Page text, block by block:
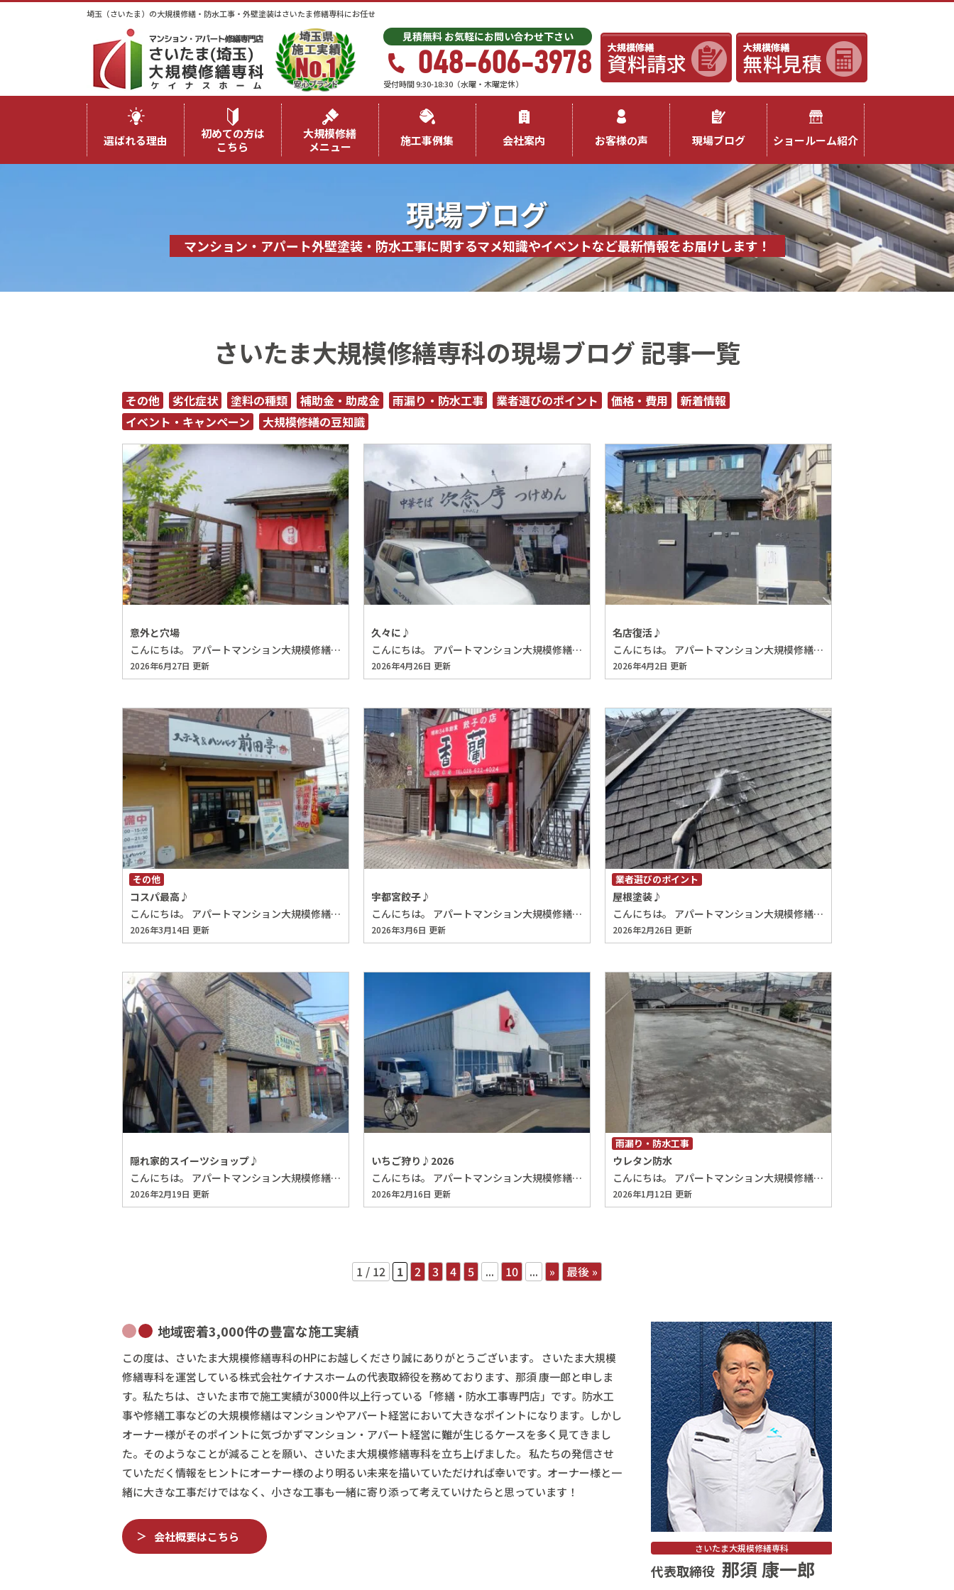
埼玉（さいたま）の大規模修繕・防水工事・外壁塗装はさいたま修繕専科にお任せ
見積無料 お気軽にお問い合わせ下さい
048-606-3978
受付時間 9:30-18:30（水曜・木曜定休）
選ばれる理由
初めての方は
こちら
大規模修繕
メニュー
施工事例集 会社案内 お客様の声 現場ブログ ショールーム紹介
現場ブログ
マンション・アパート外壁塗装・防水工事に関するマメ知識やイベントなど最新情報をお届けします！
さいたま大規模修繕専科の現場ブログ 記事一覧
その他 劣化症状 塗料の種類 補助金・助成金 雨漏り・防水工事 業者選びのポイント 価格・費用
新着情報
イベント・キャンペーン
大規模修繕の豆知識
意外と穴場
こんにちは。 アパートマンション大規模修繕・防水工事専門店の埼玉（さいたま）大規模修繕専科です。 蓮田の隠れた？名店でランチしてきました♪ [caption id="attachment_22550" align="alignleft" width="350"] 260531121016430[/caption] 『口福』という中華屋さんです♪ 国道122号沿いになりますが、駅からは勿論遠くアクセスは決していいとは言えない立地なのに繁盛店です。 [caption id="attachment_22551" align="alignleft" width="350"] 260531121024184[/caption] 駐車場も結構広いので多少混んでいても駐車可能です♪ [caption id="attachment_22547" align="alignleft" width="350"] 260531115209496[/caption] [caption id="attachment_22549" align="alignleft" width="350"] 260531120954977[/caption] あ 埼玉、さいたま、修繕、大規模修繕、アパート、マンション、埼玉、さいたま、修繕、大規模修繕、アパート、マンション、埼玉、さいたま、修繕、大規模修繕、アパート、マンション、埼玉、さいたま、修繕、大規模修繕、アパート、マンション、埼玉、さいたま、修繕、大規模修繕、アパート、マンション、埼玉、さいたま、修繕、大規模修繕、アパート、マンション、 店内は広く小綺麗でお一人様からファミリーまで幅広く受け入れてくれそうなお店です。 [caption id="attachment_22546" align="alignleft" width="350"] 260531115103293[/caption] メニューはこんな感じで四川麻婆豆腐定食をオーダーしました♪ そして着丼♪ [caption id="attachment_22548" align="alignleft" width="350"] 260531115838742[/caption] いろんな香辛料を使っていて美味しいです♪丁寧な仕事が感じられます♪ あとは好みの問題だと思いますが、私個人としては以前ご紹介した北本の麻婆豆腐屋さんの方が好みでした(^^; でも美味しいお店なのは実感できますので次回は違うメニューを頼んでみたいですね♪ さいたま、修繕、大規模修繕、アパート、マンション、埼玉、さいたま、修繕、大規模修繕、アパート、マンション、埼玉、さいたま、修繕、大規模修繕、アパート、埼玉、さいたま、修繕、大規模修繕、アパート、マンション、 埼玉、さいたま、修繕、大規模修繕、アパート、マンション、埼玉、さいたま、修繕、大規模修繕、アパート、マンション、埼玉、さいたま、修繕、大規模修繕、アパート、マンション、埼玉、さいたま、修繕、大規模修繕、アパート、マンション、埼玉、さいたま、修繕、大規模修繕、アパート、マンション、埼玉、さいたま、修繕、大規模修繕、アパート、マンション、埼玉、さいたま、修繕、大規模修繕、アパート、マンション、埼玉、さいたま、修繕、大規模修繕、アパート、マンション、埼玉、さいたま、修繕、大規模修繕、アパート、マンション、埼玉、さいたま、修繕、大規模修繕、アパート、マンション、
2026年6月27日 更新
久々に♪
こんにちは。 アパートマンション大規模修繕・防水工事専門店の埼玉（さいたま）大規模修繕専科です。 久々に鴻巣の方へ仕事で来ましたので、こちらの店も久々に行ってきました。 次念序さん♪ つけ麺で有名ですね♪ お店につくと なにやら美味しそうなメニューがありましたので即決です♪ 5分位並びましたが、無事着席して待つこと数分で着丼♪ 麺の上にあるのが生七味のようです。最初は普通に頂き途中から生七味を絡めて味変です♪ 美味い♪ 安定の美味さ♪ 普通盛りでこの量(^^; 私には十分な量です。美味しかったです。 ご馳走様、また来ます♪ 埼玉、さいたま、修繕、大規模修繕、アパート、マンション、埼玉、さいたま、修繕、大規模修繕、アパート、マンション、埼玉、さいたま、修繕、大規模修繕、アパート、マンション、埼玉、さいたま、修繕、大規模修繕、アパート、マンション、埼玉、さいたま、修繕、大規模修繕、アパート、マンション、埼玉、さいたま、修繕、大規模修繕、アパート、マンション、埼玉、さいたま、修繕、大規模修繕、アパート、マンション、埼玉、さいたま、修繕、大規模修繕、アパート、マンション、埼玉、さいたま、修繕、大規模修繕、アパート、埼玉、さいたま、修繕、大規模修繕、アパート、マンション、 埼玉、さいたま、修繕、大規模修繕、アパート、マンション、埼玉、さいたま、修繕、大規模修繕、アパート、マンション、埼玉、さいたま、修繕、大規模修繕、アパート、マンション、埼玉、さいたま、修繕、大規模修繕、アパート、マンション、埼玉、さいたま、修繕、大規模修繕、アパート、マンション、埼玉、さいたま、修繕、大規模修繕、アパート、マンション、埼玉、さいたま、修繕、大規模修繕、アパート、マンション、埼玉、さいたま、修繕、大規模修繕、アパート、マンション、埼玉、さいたま、修繕、大規模修繕、アパート、マンション、埼玉、さいたま、修繕、大規模修繕、アパート、マンション、
2026年4月26日 更新
名店復活♪
こんにちは。 アパートマンション大規模修繕・防水工事専門店の埼玉（さいたま）大規模修繕専科です。 三大うどんは讃岐・稲庭に続いて水沢や五島、氷見とされていて武蔵野うどんは入ってきません(^^; しかーし、もちろん埼玉で美味しいと呼び声高い店には行っているつもりでしたが、この店にはまだ行ったことありませんでした(^^; 同僚に教えられて調べてみると昔名店と呼び声高い『さわいち』さんが『さわ屋』として復活しているようです。これは行ってみるしかないでしょう♪ 行ってきたのは [caption id="attachment_22531" align="alignleft" width="350"] 260315140703155[/caption] [caption id="attachment_22529" align="alignleft" width="350"] 260315140631944[/caption] 『さわ屋』さん♪ あまりお店っぽくなく戸建を改装したのかな？ メニューは [caption id="attachment_22526" align="alignleft" width="350"] 260315134838400[/caption] 初めてのお店なのでスタンダードな肉汁並もりをオーダーしました♪ 待つこと数分…遅い時間にお邪魔したので店員さんが最後のお客さんなのでと少しうどんをオマケしてくれたようです♪ [caption id="attachment_22527" align="alignleft" width="350"] 260315135922428[/caption] つやつや光って美味しそうなやつ来ました♪ これは美味い♪ 麺は今まで食べたトップクラス同等です♪ 肉汁は過去一で美味い♪ ナス汁がないのが残念です(^^; でも美味しいことは間違いないし、店員さんも感じいいし、店の雰囲気もいいので近くに来たらまたお邪魔しますね♪ 埼玉、さいたま、修繕、大規模修繕、アパート、マンション、埼玉、さいたま、修繕、大規模修繕、アパート、マンション、埼玉、さいたま、修繕、大規模修繕、アパート、マンション、埼玉、さいたま、修繕、大規模修繕、アパート、マンション、埼玉、さいたま、修繕、大規模修繕、アパート、マンション、埼玉、さいたま、修繕、大規模修繕、アパート、マンション、埼玉、さいたま、修繕、大規模修繕、アパート、マンション、埼玉、さいたま、修繕、大規模修繕、アパート、マンション、埼玉、さいたま、修繕、大規模修繕、アパート、埼玉、さいたま、修繕、大規模修繕、アパート、マンション、 埼玉、さいたま、修繕、大規模修繕、アパート、マンション、埼玉、さいたま、修繕、大規模修繕、アパート、マンション、埼玉、さいたま、修繕、大規模修繕、アパート、マンション、埼玉、さいたま、修繕、大規模修繕、アパート、マンション、埼玉、さいたま、修繕、大規模修繕、アパート、マンション、埼玉、さいたま、修繕、大規模修繕、アパート、マンション、埼玉、さいたま、修繕、大規模修繕、アパート、マンション、埼玉、さいたま、修繕、大規模修繕、アパート、マンション、埼玉、さいたま、修繕、大規模修繕、アパート、マンション、埼玉、さいたま、修繕、大規模修繕、アパート、マンション、
2026年4月2日 更新
コスパ最高♪
こんにちは。 アパートマンション大規模修繕・防水工事専門店の埼玉（さいたま）大規模修繕専科です。 行くぞリストに入ってたお店です♪ タイミング良かったので行ってきました♪ [caption id="attachment_22522" align="alignleft" width="350"] 260306130323771[/caption] 駐車場は15台分あり店頭で受付を済ませれば車で待機可能です。QRコードを読み取れば何組待ちか分かり、2組待ち位まで来るとオートで電話が来るので凄く便利です♪いろんなお店で採用して欲しいですね(笑) [caption id="attachment_22523" align="alignleft" width="264"] 260306130312910[/caption] ようやく呼ばれて席に着き初めてだったので熟成赤身ステーキS、ライス大盛でオーダーしました♪どうやらライス大盛もおかわりも無料の様子、このご時世に嬉しいですね♪ 260306130959138 待つこと数分で到着♪ ステーキ皿には玉ねぎの上に乗ったステーキの他、ポテトとコーン。他にはライス、味噌汁、サラダ、小鉢が付いています♪ ステーキはスライスカットされているのでフォークだけお箸で食べるのも問題ないです♪ 和のステーキ屋さんですね♪ [caption id="attachment_22520" align="alignleft" width="350"] 260306131743023[/caption] [caption id="attachment_22519" align="alignleft" width="350"] 260306131750218[/caption] 肝心のステーキは熟成のせいなのか柔らかく、旨味もあってホント美味い♪ これで1000円しないなんて正直考えられない(^^; 味変に付いてきた辛味噌も美味い♪ 次回はわさびだし醤油かハンバーグ食べたいですね♪ ご馳走様でした♪ 埼玉、さいたま、修繕、大規模修繕、アパート、マンション、埼玉、さいたま、修繕、大規模修繕、アパート、マンション、埼玉、さいたま、修繕、大規模修繕、アパート、マンション、埼玉、さいたま、修繕、大規模修繕、アパート、マンション、埼玉、さいたま、修繕、大規模修繕、アパート、マンション、埼玉、さいたま、修繕、大規模修繕、アパート、マンション、埼玉、さいたま、修繕、大規模修繕、アパート、マンション、埼玉、さいたま、修繕、大規模修繕、アパート、マンション、埼玉、さいたま、修繕、大規模修繕、アパート、埼玉、さいたま、修繕、大規模修繕、アパート、マンション、 埼玉、さいたま、修繕、大規模修繕、アパート、マンション、埼玉、さいたま、修繕、大規模修繕、アパート、マンション、埼玉、さいたま、修繕、大規模修繕、アパート、マンション、埼玉、さいたま、修繕、大規模修繕、アパート、マンション、埼玉、さいたま、修繕、大規模修繕、アパート、マンション、埼玉、さいたま、修繕、大規模修繕、アパート、マンション、埼玉、さいたま、修繕、大規模修繕、アパート、マンション、埼玉、さいたま、修繕、大規模修繕、アパート、マンション、埼玉、さいたま、修繕、大規模修繕、アパート、マンション、埼玉、さいたま、修繕、大規模修繕、アパート、マンション、
2026年3月14日 更新
その他
宇都宮餃子♪
こんにちは。 アパートマンション大規模修繕・防水工事専門店の埼玉（さいたま）大規模修繕専科です。 なかなか埼玉県民にはサクッと行ける程近く無かったのでずっと保留になってましたが行ってきました♪ [caption id="attachment_22517" align="alignleft" width="350"] 260304120905728[/caption] 宇都宮の『香蘭』さん♪ 12時半頃に到着しました。隣?に大きめのコインパーキングがあったので難なく駐車も完了♪ 平日だからかタイミング良かったのか数分待つだけで直ぐ席に案内して頂きました♪ [caption id="attachment_22514" align="alignleft" width="350"] 260304121147347[/caption] [caption id="attachment_22515" align="alignleft" width="350"] 260304121123385[/caption] 焼き、揚げ、水餃子だけで勝負している店♪滅多に来られないので連れとシェアで当然ライス込みで全部頂きます♪車なのでビールが飲めないのが残念です(^^; 待つこと数分♪ 揚げ餃子 思ってたのと違いカリカリではない♪お店推奨のお塩で頂くとアツアツで少しモチッとお塩でサッパリ目で食べられて美味い♪そこまで数多くは食べてないですが今迄食べた揚げ餃子では1位です♪ [caption id="attachment_22513" align="alignleft" width="350"] 260304121557523[/caption] [caption id="attachment_22512" align="alignleft" width="350"] 260304121602007[/caption] 水餃子 既に薄めの出汁で火入れしたようでそのままでも美味しい♪醤油とお酢を回してまた1つ、お店特製の辣油を入れてまた1つ♪そしてこの辣油がまた美味い♪今迄食べた水餃子でトップレベルです♪ [caption id="attachment_22516" align="alignleft" width="350"] 260304121117450[/caption] [caption id="attachment_22511" align="alignleft" width="350"] 260304121606393[/caption] 焼き餃子 いろんな面でバランスがとれています♪揚げ、水餃子程のインパクトはありませんでしたが、 安定のクオリティです♪ [caption id="attachment_22510" align="alignleft" width="350"] 260304121634245[/caption] そしてこれだけのクオリティで350円はコスパ良しと言っていいのではないでしょうか。 宇都宮に来た際は必ず寄りたい位のお店ですね♪ ご馳走様でした♪ 埼玉、さいたま、修繕、大規模修繕、アパート、マンション、埼玉、さいたま、修繕、大規模修繕、アパート、マンション、埼玉、さいたま、修繕、大規模修繕、アパート、マンション、埼玉、さいたま、修繕、大規模修繕、アパート、マンション、埼玉、さいたま、修繕、大規模修繕、アパート、マンション、埼玉、さいたま、修繕、大規模修繕、アパート、マンション、埼玉、さいたま、修繕、大規模修繕、アパート、マンション、埼玉、さいたま、修繕、大規模修繕、アパート、マンション、埼玉、さいたま、修繕、大規模修繕、アパート、埼玉、さいたま、修繕、大規模修繕、アパート、マンション、 埼玉、さいたま、修繕、大規模修繕、アパート、マンション、埼玉、さいたま、修繕、大規模修繕、アパート、マンション、埼玉、さいたま、修繕、大規模修繕、アパート、マンション、埼玉、さいたま、修繕、大規模修繕、アパート、マンション、埼玉、さいたま、修繕、大規模修繕、アパート、マンション、埼玉、さいたま、修繕、大規模修繕、アパート、マンション、埼玉、さいたま、修繕、大規模修繕、アパート、マンション、埼玉、さいたま、修繕、大規模修繕、アパート、マンション、埼玉、さいたま、修繕、大規模修繕、アパート、マンション、埼玉、さいたま、修繕、大規模修繕、アパート、マンション、
2026年3月6日 更新
屋根塗装♪
こんにちは。 アパートマンション大規模修繕・防水工事専門店の埼玉（さいたま）大規模修繕専科です。 今回は屋根塗装の一連の流れについてご説明させて頂きます。屋根塗装は屋根材を紫外線からの保護する等の重要な役割を担っています。屋根材の劣化が進めば雨漏り等、家全体の腐食や劣化が進行し、家自体の価値を下げることにもなるのでおろそかには出来ません。 ① 高圧洗浄 当社の場合は一般的な高圧洗浄ではなくバイオ高圧洗浄になります。塗装に於いては塗料や塗装する職人の腕は勿論重要ですが、下地処理も塗装する上で重要なポイントになります。汚い下地の上にいくら綺麗な塗装を行っても塗膜の密着は悪く、塗装が剥がれやすくなるからです。 ② 棟板金補修 一般的に棟板金は釘で固定されています。日々の風等の微振動で釘が抜けかけていたり、外れている場合があります。そういう部位に対してビスを打ち込んで緩みが出にくいように処理しています。 最後にビス部位から浸水がおきにくいようにコーキング処理を行ないます。 ③ 下塗 下塗を行う前の処理としてタスペーサーを設置します。タスペーサーは瓦の段差をしっかり確保する為のもので塗料で段差がくっつかないよう縁切りし、通気性・排水性を確保する為のものになります。下塗材の種類によっては下塗後に設置するものもあります。 その後、下塗塗料を塗装していきます。 ④中塗 次に中塗塗装を行っていきます。 ⑤上塗 最後に上塗を行って屋根塗装は完了となります。勿論付随する軒樋等の塗装も別の工程で塗装していきます。 正しいで手順でしっかり施工を行うことにより塗料メーカーが謳う耐候年数が発揮されます♪ 埼玉、さいたま、修繕、大規模修繕、アパート、マンション、埼玉、さいたま、修繕、大規模修繕、アパート、マンション、埼玉、さいたま、修繕、大規模修繕、アパート、マンション、埼玉、さいたま、修繕、大規模修繕、アパート、マンション、埼玉、さいたま、修繕、大規模修繕、アパート、マンション、埼玉、さいたま、修繕、大規模修繕、アパート、マンション、埼玉、さいたま、修繕、大規模修繕、アパート、マンション、埼玉、さいたま、修繕、大規模修繕、アパート、マンション、埼玉、さいたま、修繕、大規模修繕、アパート、埼玉、さいたま、修繕、大規模修繕、アパート、マンション、 埼玉、さいたま、修繕、大規模修繕、アパート、マンション、埼玉、さいたま、修繕、大規模修繕、アパート、マンション、埼玉、さいたま、修繕、大規模修繕、アパート、マンション、埼玉、さいたま、修繕、大規模修繕、アパート、マンション、埼玉、さいたま、修繕、大規模修繕、アパート、マンション、埼玉、さいたま、修繕、大規模修繕、アパート、マンション、埼玉、さいたま、修繕、大規模修繕、アパート、マンション、埼玉、さいたま、修繕、大規模修繕、アパート、マンション、埼玉、さいたま、修繕、大規模修繕、アパート、マンション、埼玉、さいたま、修繕、大規模修繕、アパート、マンション、
2026年2月26日 更新
業者選びのポイント
隠れ家的スイーツショップ♪
こんにちは。 アパートマンション大規模修繕・防水工事専門店の埼玉（さいたま）大規模修繕専科です。 上尾の隠れ家的スイーツショップをご紹介します♪ hoTAteさん♪ [caption id="attachment_22479" align="alignleft" width="350"] 260127122643625[/caption] なんの変哲もない感じですがオープンすると [caption id="attachment_22481" align="alignleft" width="350"] 260127142426950[/caption] 看板的なものが出されます。あまり目立たなくて分かりにくいです(笑) [caption id="attachment_22482" align="alignleft" width="350"] 260127142455119[/caption] 階段を上がった扉もあまり目立たない感じです。ドアを開けると [caption id="attachment_22478" align="alignleft" width="350"] 260127142857326[/caption] こじんまりしていますが、オシャレで美味しそうなスイーツが並んでいます♪ カヌレが人気とのことで買ってみました。私も結構好きです♪ 持帰って食べて見ると今まで食べたカヌレとは別物と思うくらいに外側がガリガリで中はフワトロで美味しかったです。カヌレ好きの方は是非一度購入してみて下さいね♪ もう一つ気になったのはhoTAteのTAだけ大文字なのは何でだろうと店主に聞いてみると 『気分で♪』とのことでした(笑) 埼玉、さいたま、修繕、大規模修繕、アパート、マンション、埼玉、さいたま、修繕、大規模修繕、アパート、マンション、埼玉、さいたま、修繕、大規模修繕、アパート、マンション、埼玉、さいたま、修繕、大規模修繕、アパート、マンション、埼玉、さいたま、修繕、大規模修繕、アパート、マンション、埼玉、さいたま、修繕、大規模修繕、アパート、マンション、埼玉、さいたま、修繕、大規模修繕、アパート、マンション、埼玉、さいたま、修繕、大規模修繕、アパート、マンション、埼玉、さいたま、修繕、大規模修繕、アパート、埼玉、さいたま、修繕、大規模修繕、アパート、マンション、 埼玉、さいたま、修繕、大規模修繕、アパート、マンション、埼玉、さいたま、修繕、大規模修繕、アパート、マンション、埼玉、さいたま、修繕、大規模修繕、アパート、マンション、埼玉、さいたま、修繕、大規模修繕、アパート、マンション、埼玉、さいたま、修繕、大規模修繕、アパート、マンション、埼玉、さいたま、修繕、大規模修繕、アパート、マンション、埼玉、さいたま、修繕、大規模修繕、アパート、マンション、埼玉、さいたま、修繕、大規模修繕、アパート、マンション、埼玉、さいたま、修繕、大規模修繕、アパート、マンション、埼玉、さいたま、修繕、大規模修繕、アパート、マンション、
2026年2月19日 更新
いちご狩り♪2026
こんにちは。 アパートマンション大規模修繕・防水工事専門店の埼玉（さいたま）大規模修繕専科です。 今年も休日に行ってきました♪ [caption id="attachment_22462" align="alignleft" width="350"] 260204094738272[/caption] 毎年お邪魔させて頂いています。春日部の『hiro farm』さん♪ 数種類のイチゴが30分間食べ放題のイチゴ狩りです♪しかし実際には20分位でお腹いっぱいになって終わりにしてしまいます(^^; 今回のイチゴの種類は [caption id="attachment_22473" align="alignleft" width="350"] 260204102921420[/caption] [caption id="attachment_22472" align="alignleft" width="350"] 260204102716873[/caption] [caption id="attachment_22471" align="alignleft" width="350"] 260204102709963[/caption] [caption id="attachment_22470" align="alignleft" width="350"] 260204102658101[/caption] [caption id="attachment_22469" align="alignleft" width="350"] 260204102634930[/caption] [caption id="attachment_22468" align="alignleft" width="350"] 260204102624181[/caption] 6種類のイチゴが食べられました♪個人的には １位 よつぼし：甘み･酸味のバランスが絶妙で果汁があふれ出すほど ２位 すずりん：まだ正式に認可されていない為、hiro farmでしか食べられない希少性♪酸味が少ないです。 [caption id="attachment_22467" align="alignleft" width="350"] 260204101628033[/caption] [caption id="attachment_22466" align="alignleft" width="350"] 260204101619021[/caption] [caption id="attachment_22465" align="alignleft" width="350"] 260204100130518[/caption] [caption id="attachment_22464" align="alignleft" width="350"] 260204100125472[/caption] 最近のイチゴ狩りは立ったまま食べられるので腰が痛くなりにくいのがありがたいですね(^^; また来年お邪魔させて頂きますね♪ 埼玉、さいたま、修繕、大規模修繕、アパート、マンション、埼玉、さいたま、修繕、大規模修繕、アパート、マンション、埼玉、さいたま、修繕、大規模修繕、アパート、マンション、埼玉、さいたま、修繕、大規模修繕、アパート、マンション、埼玉、さいたま、修繕、大規模修繕、アパート、マンション、埼玉、さいたま、修繕、大規模修繕、アパート、マンション、埼玉、さいたま、修繕、大規模修繕、アパート、マンション、埼玉、さいたま、修繕、大規模修繕、アパート、マンション、埼玉、さいたま、修繕、大規模修繕、アパート、埼玉、さいたま、修繕、大規模修繕、アパート、マンション、 埼玉、さいたま、修繕、大規模修繕、アパート、マンション、埼玉、さいたま、修繕、大規模修繕、アパート、マンション、埼玉、さいたま、修繕、大規模修繕、アパート、マンション、埼玉、さいたま、修繕、大規模修繕、アパート、マンション、埼玉、さいたま、修繕、大規模修繕、アパート、マンション、埼玉、さいたま、修繕、大規模修繕、アパート、マンション、埼玉、さいたま、修繕、大規模修繕、アパート、マンション、埼玉、さいたま、修繕、大規模修繕、アパート、マンション、埼玉、さいたま、修繕、大規模修繕、アパート、マンション、埼玉、さいたま、修繕、大規模修繕、アパート、マンション、
2026年2月16日 更新
ウレタン防水
こんにちは。 アパートマンション大規模修繕・防水工事専門店の埼玉（さいたま）大規模修繕専科です。 今回は最近補修施工したウレタン防水通気緩衝工法の工程をご紹介します。屋上と2Fルーフバルコニーの改修防水工事を行いましたが、写真的に見やすい2Fルーフバルコニーをメインにご紹介させて頂きますね。 [caption id="attachment_22434" align="alignleft" width="350"] DSC_0002[/caption] [caption id="attachment_22435" align="alignleft" width="350"] DSC_0006[/caption] 現況はかなりひどく、いつ雨漏りが発生してもおかしくない状況です。 劣化により、浮いていたり剥がれかけている不要な既存防水を撤去していきます。 カチオンによる下地調整です。 現況で水溜りが出来る等の水勾配が悪い部分もカチオン補修にて勾配を取り直していきます。(不陸調整) 緩衝シートを設置します。 交換用の新規のドレン(横引き)を取り付けます。 交換したドレン周りや緩衝シートの端部を処理します。 脱気筒を50㎡に１つの割合で設置します。今回は１つです。 １回目のウレタン防水塗料を塗布します。立上り部位は垂れ防止にメッシュシートを設置しています。 １回目のウレタン防水塗料塗布が完了です。 ２回目のウレタン防水塗料を塗布します。 [caption id="attachment_22456" align="alignleft" width="350"] DSC_0001[/caption] [caption id="attachment_22457" align="alignleft" width="350"] DSC_0002[/caption] 最後にトップコートを塗布してドレンカバーも取付て完成です♪ 実際には納まり等を考慮して現場に合わせた最善と思われる施工を行っていますが、平均的な施工手順としてご紹介させて頂きました。また、機会があれば別の施工もご紹介させて頂きますね。 埼玉、さいたま、修繕、大規模修繕、アパート、マンション、埼玉、さいたま、修繕、大規模修繕、アパート、マンション、埼玉、さいたま、修繕、大規模修繕、アパート、マンション、埼玉、さいたま、修繕、大規模修繕、アパート、マンション、埼玉、さいたま、修繕、大規模修繕、アパート、マンション、埼玉、さいたま、修繕、大規模修繕、アパート、マンション、埼玉、さいたま、修繕、大規模修繕、アパート、マンション、埼玉、さいたま、修繕、大規模修繕、アパート、マンション、埼玉、さいたま、修繕、大規模修繕、アパート、埼玉、さいたま、修繕、大規模修繕、アパート、マンション、 埼玉、さいたま、修繕、大規模修繕、アパート、マンション、埼玉、さいたま、修繕、大規模修繕、アパート、マンション、埼玉、さいたま、修繕、大規模修繕、アパート、マンション、埼玉、さいたま、修繕、大規模修繕、アパート、マンション、埼玉、さいたま、修繕、大規模修繕、アパート、マンション、埼玉、さいたま、修繕、大規模修繕、アパート、マンション、埼玉、さいたま、修繕、大規模修繕、アパート、マンション、埼玉、さいたま、修繕、大規模修繕、アパート、マンション、埼玉、さいたま、修繕、大規模修繕、アパート、マンション、埼玉、さいたま、修繕、大規模修繕、アパート、マンション、
2026年1月12日 更新
雨漏り・防水工事
1 / 12 1 2 3 4 5 ... 10 ... » 最後 »
地域密着3,000件の豊富な施工実績
この度は、さいたま大規模修繕専科のHPにお越しくださり誠にありがとうございます。 さいたま大規模
修繕専科を運営している株式会社ケイナスホームの代表取締役を務めております、那須 康一郎と申しま
す。私たちは、さいたま市で施工実績が3000件以上行っている「修繕・防水工事専門店」です。防水工
事や修繕工事などの大規模修繕はマンションやアパート経営において大きなポイントになります。しかし
オーナー様がそのポイントに気づかずマンション・アパート経営に難が生じるケースを多く見てきまし
た。そのようなことが減ることを願い、さいたま大規模修繕専科を立ち上げました。 私たちの発信させ
ていただく情報をヒントにオーナー様のより明るい未来を描いていただければ幸いです。オーナー様と一
緒に大きな工事だけではなく、小さな工事も一緒に寄り添って考えていけたらと思っています！
会社概要はこちら
さいたま大規模修繕専科
代表取締役 那須 康一郎